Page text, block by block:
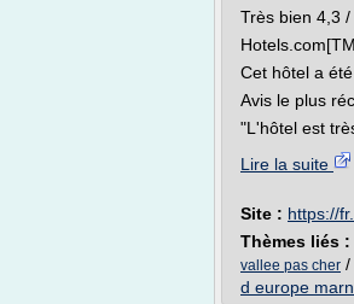
Très bien 4,3
Cet hôtel a
Avis le plus
"L'hôtel est
Lire la suite
Site : https://
Thèmes liés :
vallee pas cher /
d europe